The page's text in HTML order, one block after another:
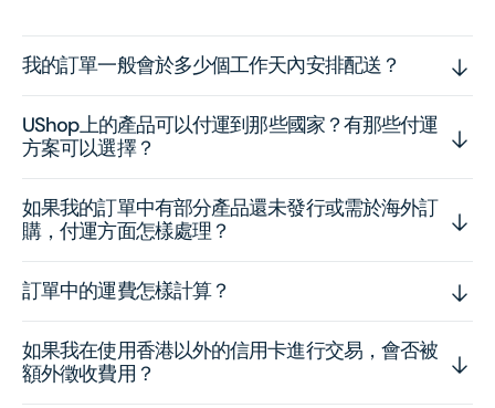
我的訂單一般會於多少個工作天內安排配送？
UShop上的產品可以付運到那些國家？有那些付運
方案可以選擇？
如果我的訂單中有部分產品還未發行或需於海外訂
購，付運方面怎樣處理？
訂單中的運費怎樣計算？
如果我在使用香港以外的信用卡進行交易，會否被
額外徵收費用？